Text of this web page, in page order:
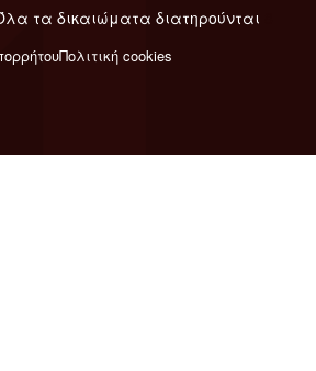
τα δικαιώματα διατηρούνται
Πολιτική cookies